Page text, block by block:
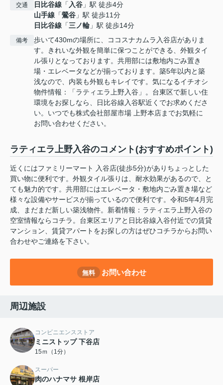
交通 日比谷線 「入谷 」駅 徒歩4分
山手線 「鶯谷 」駅 徒歩11分
日比谷線 「三ノ輪 」駅 徒歩14分
備考
歩いて430mの場所に、ココスナカムラ入谷店がありま
す。きれいな外観を簡単に保つことができる、外観タイ
ル張りとなっております。共用部には敷地内ごみ置き
場・エレベータなどが揃っております。築5年以内と築
浅なので、内装も外観もキレイです。気になるイチオシ
物件情報：「ラティエラ上野入谷」。台東区で新しい住
環境をお探しなら、日比谷線入谷駅近くでお求めくださ
い。いつでも株式会社部屋市場 上野本店までお気軽に
お問い合わせください。
ラティエラ上野入谷のコメント(おすすめポイント)
近くにはファミリーマート 入谷店(徒歩5分)がありちょっとした
買い物に便利です。外観タイル張りは、耐水効果があるので、と
ても魅力的です。共用部にはエレベータ・敷地内ごみ置き場など
様々な設備やサービスが揃っているので便利です。令和5年4月完
成、まだまだ新しい築浅物件。新着情報：ラティエラ上野入谷の
空室情報ならコチラ。台東区エリアと日比谷線入谷付近での賃貸
マンション、賃貸アパートをお探しの方はぜひコチラからお問い
合わせやご連絡を下さい。
無料 お問い合わせ
周辺施設
コンビニエンスストア
ミニストップ 下谷店
15ｍ（1分）
スーパー
肉のハナマサ 根岸店